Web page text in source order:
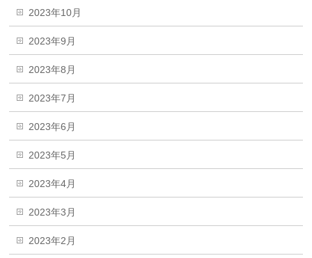
2023年10月
2023年9月
2023年8月
2023年7月
2023年6月
2023年5月
2023年4月
2023年3月
2023年2月